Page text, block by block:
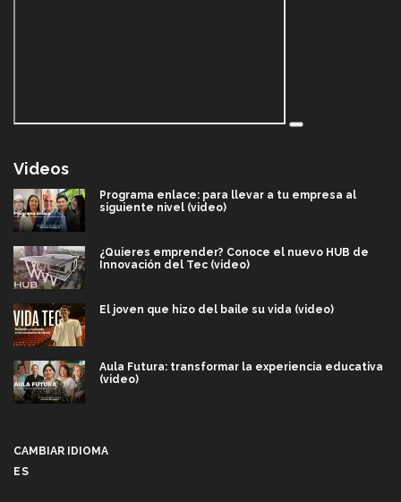
Videos
Programa enlace: para llevar a tu empresa al
siguiente nivel (video)
¿Quieres emprender? Conoce el nuevo HUB de
Innovación del Tec (video)
El joven que hizo del baile su vida (video)
Aula Futura: transformar la experiencia educativa
(video)
CAMBIAR IDIOMA
ES